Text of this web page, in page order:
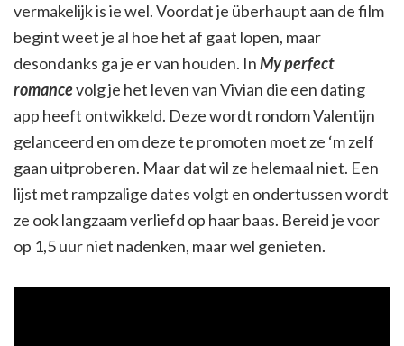
vermakelijk is ie wel. Voordat je überhaupt aan de film
begint weet je al hoe het af gaat lopen, maar
desondanks ga je er van houden. InMy perfect
romancevolg je het leven van Vivian die een dating
app heeft ontwikkeld. Deze wordt rondom Valentijn
gelanceerd en om deze te promoten moet ze ‘m zelf
gaan uitproberen. Maar dat wil ze helemaal niet. Een
lijst met rampzalige dates volgt en ondertussen wordt
ze ook langzaam verliefd op haar baas. Bereid je voor
op 1,5 uur niet nadenken, maar wel genieten.